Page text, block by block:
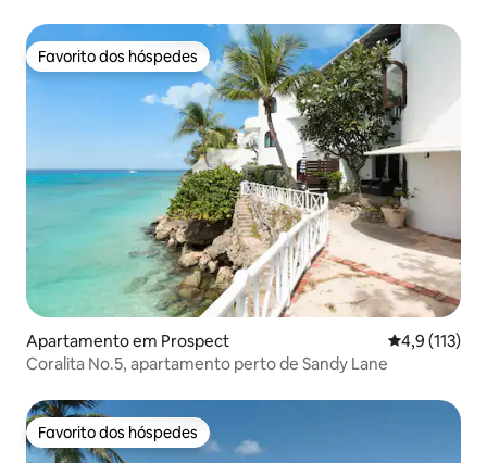
Favorito dos hóspedes
Favorito dos hóspedes
Apartamento em Prospect
4,9 (113)
Coralita No.5, apartamento perto de Sandy Lane
Favorito dos hóspedes
Favorito dos hóspedes